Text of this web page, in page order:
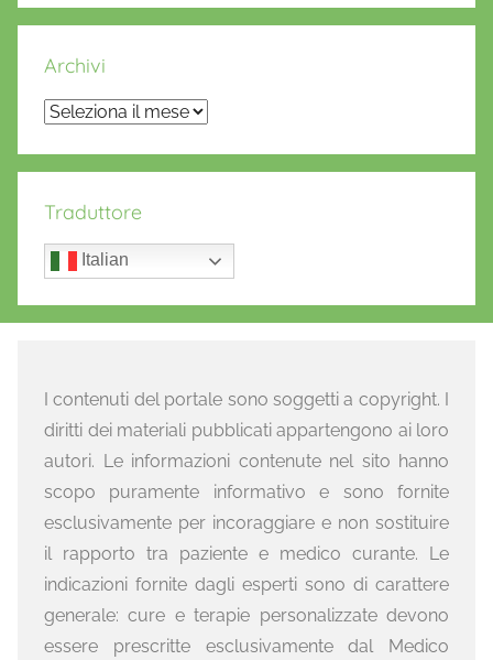
Archivi
Archivi
Traduttore
Italian
I contenuti del portale sono soggetti a copyright. I
diritti dei materiali pubblicati appartengono ai loro
autori. Le informazioni contenute nel sito hanno
scopo puramente informativo e sono fornite
esclusivamente per incoraggiare e non sostituire
il rapporto tra paziente e medico curante. Le
indicazioni fornite dagli esperti sono di carattere
generale: cure e terapie personalizzate devono
essere prescritte esclusivamente dal Medico